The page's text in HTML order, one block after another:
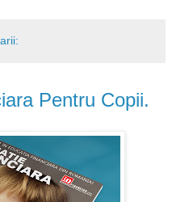
Pentru Copii.